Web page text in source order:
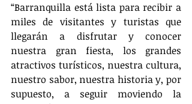
“Barranquilla está lista para recibir a
miles de visitantes y turistas que
llegarán a disfrutar y conocer
nuestra gran fiesta, los grandes
atractivos turísticos, nuestra cultura,
nuestro sabor, nuestra historia y, por
supuesto, a seguir moviendo la